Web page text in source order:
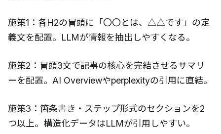
施策1：各H2の冒頭に「〇〇とは、△△です」の定
義文を配置。LLMが情報を抽出しやすくなる。
施策2：冒頭3文で記事の核心を完結させるサマリ
ーを配置。AI Overviewやperplexityの引用に直結。
施策3：箇条書き・ステップ形式のセクションを2
つ以上。構造化データはLLMが引用しやすい。